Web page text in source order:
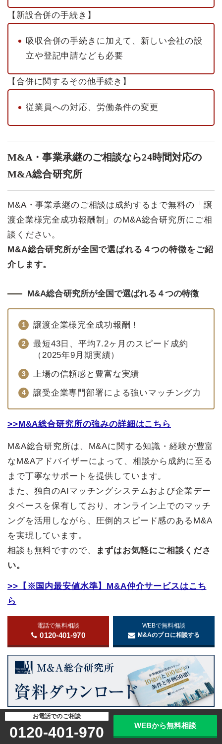
【新設合併の手続き】
吸収合併の手続きに加えて、新しい会社の設
立や登記申請なども必要
【合併に関するその他手続き】
従業員への対応、労働条件の変更
M&A・事業承継のご相談なら24時間対応の
M&A総合研究所
M&A・事業承継のご相談は成約するまで無料の「譲
渡企業様完全成功報酬制」のM&A総合研究所にご相
談ください。
M&A総合研究所が全国で選ばれる４つの特徴をご紹
介します。
M&A総合研究所が全国で選ばれる４つの特徴
譲渡企業様完全成功報酬！
最短43日、平均7.2ヶ月のスピード成約
（2025年9月期実績）
上場の信頼感と豊富な実績
譲受企業専門部署による強いマッチング力
>>M&A総合研究所の強みの詳細はこちら
M&A総合研究所は、M&Aに関する知識・経験が豊富
なM&Aアドバイザーによって、相談から成約に至る
まで丁寧なサポートを提供しています。
また、独自のAIマッチングシステムおよび企業デー
タベースを保有しており、オンライン上でのマッチ
ングを活用しながら、圧倒的スピード感のあるM&A
を実現しています。
相談も無料ですので、
まずはお気軽にご相談くださ
い。
>>【※国内最安値水準】M&A仲介サービスはこち
ら
電話で無料相談
0120-401-970
WEBで無料相談
M&Aのプロに相談する
【※メルマガ限定】プレミアムM&A案件情報、お
お電話でのご相談
0120-401-970 WEBから無料相談